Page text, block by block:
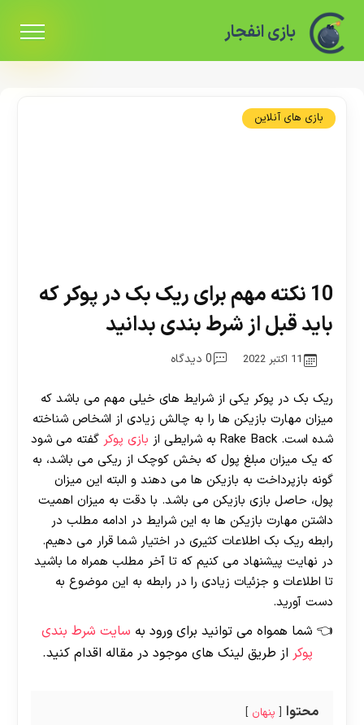
بازی انفجار
بازی های آنلاین
10 نکته مهم برای ریک بک در پوکر که
باید قبل از شرط بندی بدانید
11 اکتبر 2022 0 دیدگاه
ریک بک در پوکر یکی از شرایط های خیلی مهم می باشد که
میزان مهارت بازیکن ها را به چالش زیادی از اشخاص شناخته
شده است. Rake Back
به شرایطی از بازی پوکر گفته می شود
که یک میزان مبلغ پول که بخش کوچک از ریکی می باشد، به
گونه بازپرداخت به بازیکن ها می دهند و البته این میزان
پول، حاصل بازی بازیکن می باشد. با دقت به میزان اهمیت
داشتن مهارت بازیکن ها به این شرایط در ادامه مطلب در
رابطه ریک بک اطلاعات کثیری در اختیار شما قرار می دهیم.
در نهایت پیشنهاد می کنیم که تا آخر مطلب همراه ما باشید
تا اطلاعات و جزئیات زیادی را در رابطه به این موضوع به
دست آورید.
شما همواه می توانید برای ورود به سایت شرط بندی
پوکر از طریق لینک های موجود در مقاله اقدام کنید.
محتوا پنهان